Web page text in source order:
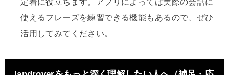
使えるフレーズを練習できる機能もあるので、ぜひ
活用してみてください。